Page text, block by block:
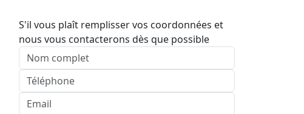
S'il vous plaît remplisser vos coordonnées et
nous vous contacterons dès que possible